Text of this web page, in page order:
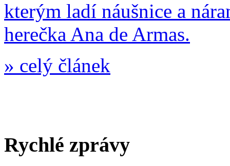
kterým ladí náušnice a
herečka Ana de Armas.
» celý článek
Rychlé zprávy